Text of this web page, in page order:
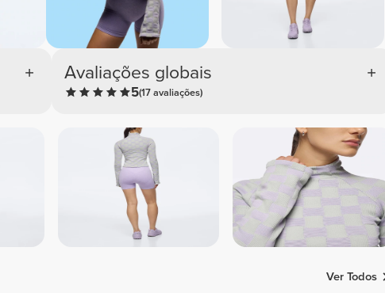
Avaliações globais
5(17 avaliações)
Ver Todos